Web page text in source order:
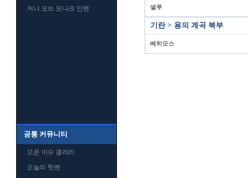
저니 오브 모나크 인벤
공통 커뮤니티
오픈 이슈 갤러리
오늘의 핫벤
셀루
기란 > 용의 계곡 북부
베히모스